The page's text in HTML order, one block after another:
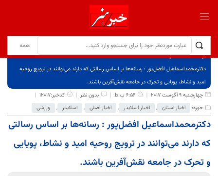
برگ نخست
نوشته‌ها
دکترمحمداسماعیل افضل‌پور : رسانه‌ها بر اساس رسالتی که دارند می‌توانند در ترویج روحیه
امید و نشاط، پویایی و تحرک در جامعه نقش‌آفرین باشند.
چهارشنبه 9 آگوست 2017
6:56 ب.ظ بدون نظر
کدخبر:12017
حوزه:
اخبار استان , اخبار اسلایدر , اخبار اصلی , اسلایدر , ورزشی
دکترمحمداسماعیل افضل‌پور : رسانه‌ها بر اساس رسالتی
که دارند می‌توانند در ترویج روحیه امید و نشاط، پویایی
و تحرک در جامعه نقش‌آفرین باشند.